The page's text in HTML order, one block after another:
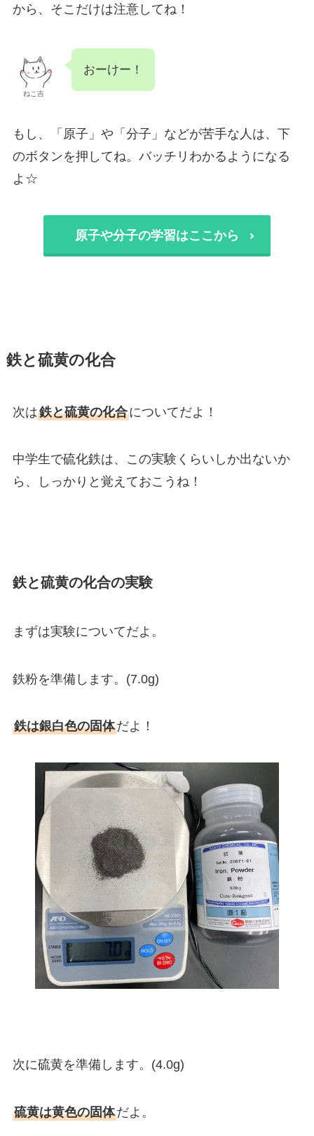
から、そこだけは注意してね！
ねこ吉
おーけー！
もし、「原子」や「分子」などが苦手な人は、下
のボタンを押してね。バッチリわかるようになる
よ☆
原子や分子の学習はここから
鉄と硫黄の化合
次は鉄と硫黄の化合についてだよ！
中学生で硫化鉄は、この実験くらいしか出ないか
ら、しっかりと覚えておこうね！
鉄と硫黄の化合の実験
まずは実験についてだよ。
鉄粉を準備します。(7.0g)
鉄は銀白色の固体だよ！
次に硫黄を準備します。(4.0g)
硫黄は黄色の固体だよ。